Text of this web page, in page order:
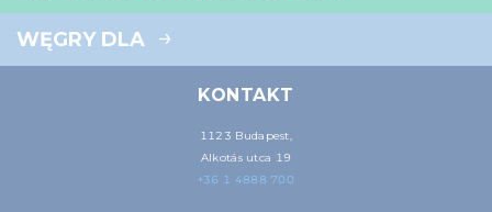
WĘGRY DLA
KONTAKT
1123 Budapest,
Alkotás utca 19
+36 1 4888 700